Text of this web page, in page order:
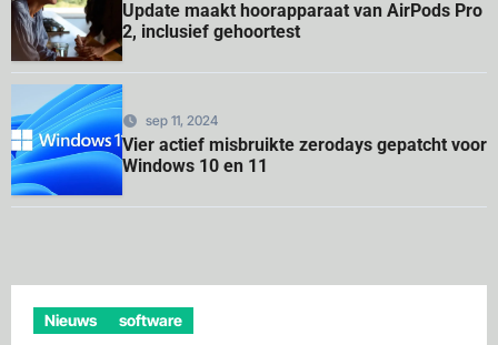
Update maakt hoorapparaat van AirPods Pro
2, inclusief gehoortest
sep 11, 2024
Vier actief misbruikte zerodays gepatcht voor
Windows 10 en 11
Nieuws software